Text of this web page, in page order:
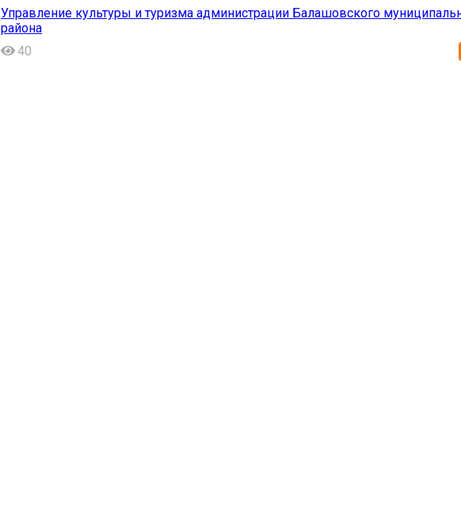
Управление культуры и туризма администрации Балашовского
района
40